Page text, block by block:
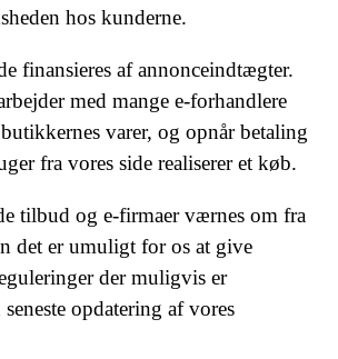
hos kunderne.
finansieres af annonceindtægter.
med mange e-forhandlere
varer, og opnår betaling
fra vores side realiserer et køb.
tilbud og e-firmaer værnes om fra
det er umuligt for os at give
der muligvis er
opdatering af vores